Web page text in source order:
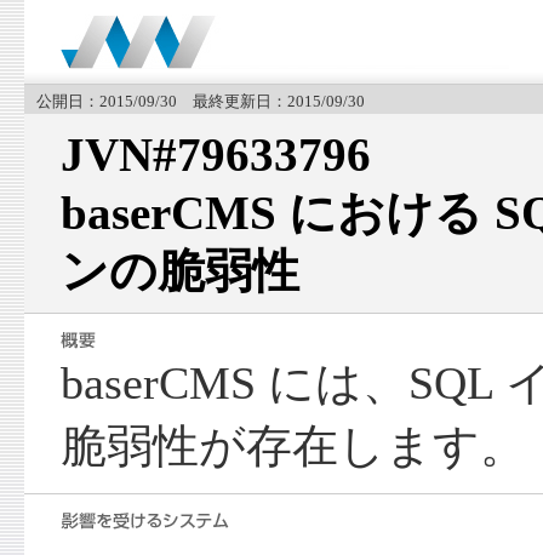
公開日：2015/09/30 最終更新日：2015/09/30
JVN#79633796
baserCMS における
ンの脆弱性
baserCMS には、SQL
脆弱性が存在します。